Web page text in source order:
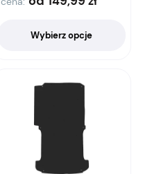
Wybierz opcje